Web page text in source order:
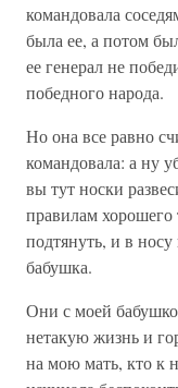
командовала
была ее, а потом
ее генерал не
победного народа.
Но она все равно
командовала: а ну
вы тут носки
правилам хорошего
подтянуть, и в
бабушка.
Они с моей
нетакую жизнь и
на мою мать, кто к